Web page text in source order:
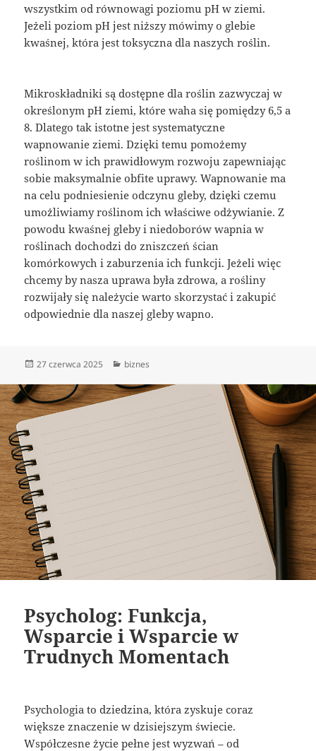
wszystkim od równowagi poziomu pH w ziemi.
Jeżeli poziom pH jest niższy mówimy o glebie
kwaśnej, która jest toksyczna dla naszych roślin.
Mikroskładniki są dostępne dla roślin zazwyczaj w
określonym pH ziemi, które waha się pomiędzy 6,5 a
8. Dlatego tak istotne jest systematyczne
wapnowanie ziemi. Dzięki temu pomożemy
roślinom w ich prawidłowym rozwoju zapewniając
sobie maksymalnie obfite uprawy. Wapnowanie ma
na celu podniesienie odczynu gleby, dzięki czemu
umożliwiamy roślinom ich właściwe odżywianie. Z
powodu kwaśnej gleby i niedoborów wapnia w
roślinach dochodzi do zniszczeń ścian
komórkowych i zaburzenia ich funkcji. Jeżeli więc
chcemy by nasza uprawa była zdrowa, a rośliny
rozwijały się należycie warto skorzystać i zakupić
odpowiednie dla naszej gleby wapno.
Data
27 czerwca 2025 Kategorie
biznes
Psycholog: Funkcja,
Wsparcie i Wsparcie w
Trudnych Momentach
Psychologia to dziedzina, która zyskuje coraz
większe znaczenie w dzisiejszym świecie.
Współczesne życie pełne jest wyzwań – od